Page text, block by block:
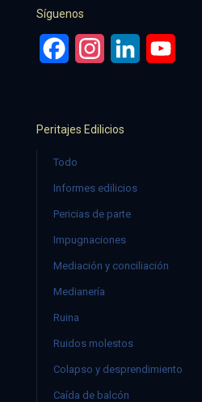
Síguenos
FacebookInstagramLinkedIn
Peritajes Edilicios
Todo
Informes edilicios
Pericias de parte
Impugnaciones
Mediación y conciliación
Medianería
Ruina
Ruidos molestos
Colapso y desprendimiento
Caída de balcón